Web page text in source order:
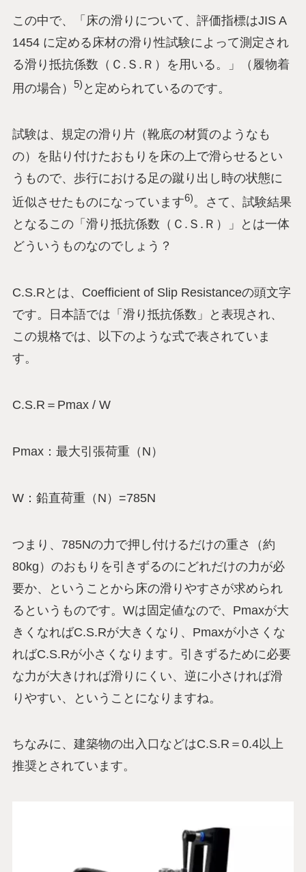
この中で、「床の滑りについて、評価指標はJIS A
1454 に定める床材の滑り性試験によって測定され
る滑り抵抗係数（Ｃ.Ｓ.Ｒ）を用いる。」（履物着
用の場合） 5) と定められているのです。
試験は、規定の滑り片（靴底の材質のようなも
の）を貼り付けたおもりを床の上で滑らせるとい
うもので、歩行における足の蹴り出し時の状態に
近似させたものになっています6)。さて、試験結果
となるこの「滑り抵抗係数（Ｃ.Ｓ.Ｒ）」とは一体
どういうものなのでしょう？
C.S.Rとは、Coefficient of Slip Resistanceの頭文字
です。日本語では「滑り抵抗係数」と表現され、
この規格では、以下のような式で表されていま
す。
C.S.R＝Pmax / W
Pmax：最大引張荷重（N）
W：鉛直荷重（N）=785N
つまり、785Nの力で押し付けるだけの重さ（約
80kg）のおもりを引きずるのにどれだけの力が必
要か、ということから床の滑りやすさが求められ
るというものです。Wは固定値なので、Pmaxが大
きくなればC.S.Rが大きくなり、Pmaxが小さくな
ればC.S.Rが小さくなります。引きずるために必要
な力が大きければ滑りにくい、逆に小さければ滑
りやすい、ということになりますね。
ちなみに、建築物の出入口などはC.S.R＝0.4以上
推奨とされています。